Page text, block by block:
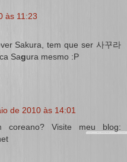
às 11:23
Sakura, tem que ser 사꾸라
Sagura mesmo :P
de 2010 às 14:01
Visite meu blog: